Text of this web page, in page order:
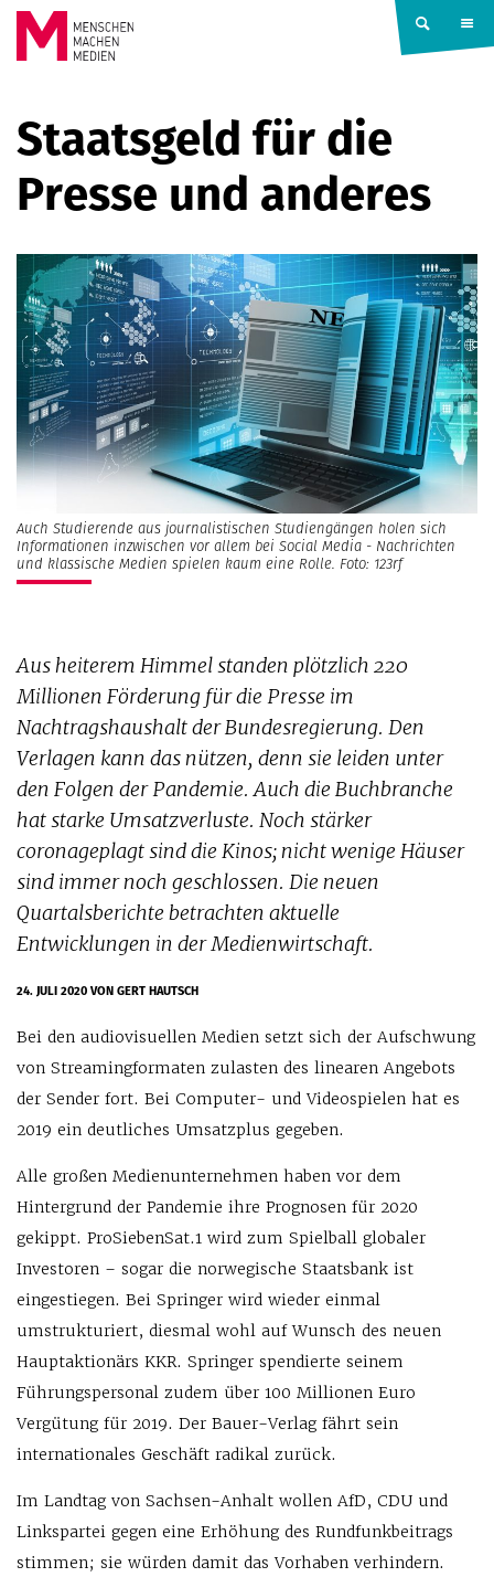
Springe zum Inhalt
MACHEN
MEDIEN
Staatsgeld für die
Presse und anderes
Auch Studierende aus journalistischen Studiengängen holen sich
Informationen inzwischen vor allem bei Social Media - Nachrichten
und klassische Medien spielen kaum eine Rolle. Foto: 123rf
Aus heiterem Himmel standen plötzlich 220
Millionen Förderung für die Presse im
Nachtragshaushalt der Bundesregierung. Den
Verlagen kann das nützen, denn sie leiden unter
den Folgen der Pandemie. Auch die Buchbranche
hat starke Umsatzverluste. Noch stärker
coronageplagt sind die Kinos; nicht wenige Häuser
sind immer noch geschlossen. Die neuen
Quartalsberichte betrachten aktuelle
Entwicklungen in der Medienwirtschaft.
24. JULI 2020VON GERT HAUTSCH
Bei den audiovisuellen Medien setzt sich der Aufschwung
von Streamingformaten zulasten des linearen Angebots
der Sender fort. Bei Computer- und Videospielen hat es
2019 ein deutliches Umsatzplus gegeben.
Alle großen Medienunternehmen haben vor dem
Hintergrund der Pandemie ihre Prognosen für 2020
gekippt. ProSiebenSat.1 wird zum Spielball globaler
Investoren – sogar die norwegische Staatsbank ist
eingestiegen. Bei Springer wird wieder einmal
umstrukturiert, diesmal wohl auf Wunsch des neuen
Hauptaktionärs KKR. Springer spendierte seinem
Führungspersonal zudem über 100 Millionen Euro
Vergütung für 2019. Der Bauer-Verlag fährt sein
internationales Geschäft radikal zurück.
Im Landtag von Sachsen-Anhalt wollen AfD, CDU und
Linkspartei gegen eine Erhöhung des Rundfunkbeitrags
stimmen; sie würden damit das Vorhaben verhindern.